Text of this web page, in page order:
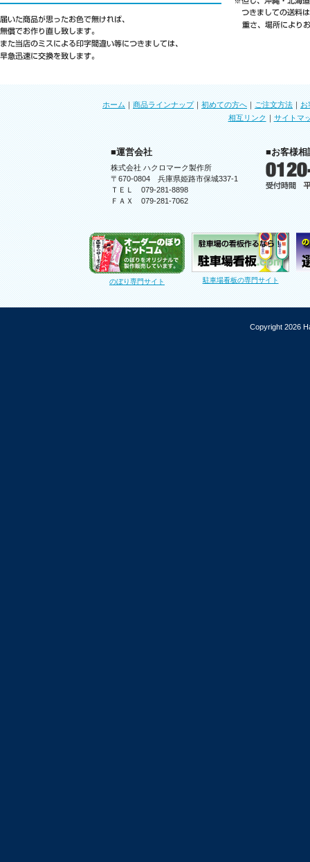
ホーム ｜ 商品ラインナップ｜ 初めての方へ ｜ ご注文方法 ｜ お
相互リンク ｜ サイトマ
■運営会社
株式会社 ハクロマーク製作所
〒670-0804 兵庫県姫路市保城337-1
ＴＥＬ 079-281-8898
ＦＡＸ 079-281-7062
■お客様相
のぼり専門サイト 駐車場看板の専門サイト
Copyright 2026